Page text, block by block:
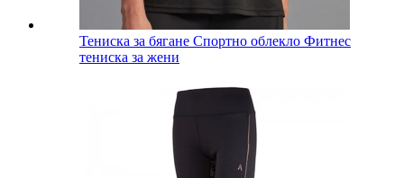
Тениска за бягане Спортно облекло Фитнес
тениска за жени